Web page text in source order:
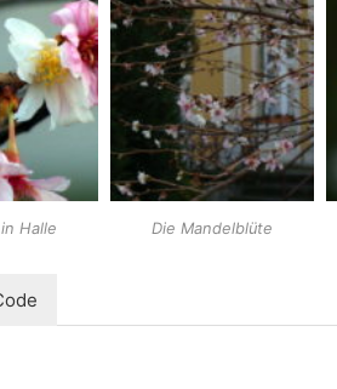
Halle Die Mandelblüte